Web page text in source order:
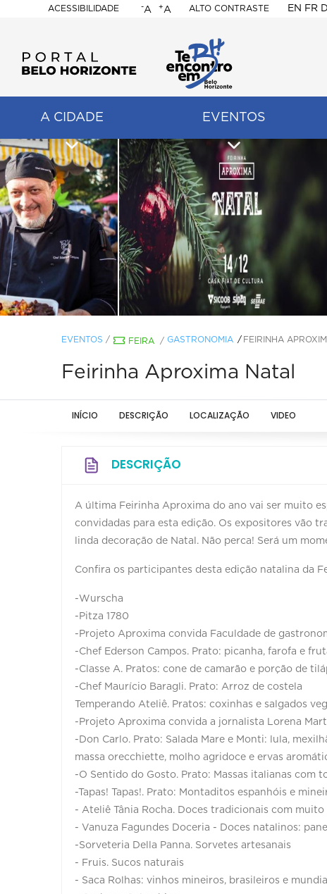
ACESSIBILIDADE
BELO
HORIZONTE
-A +A ALTO CONTRASTE EN FR
A CIDADE EVENTOS
EVENTOS / FEIRA / GASTRONOMIA FEIRINHA
Feirinha Aproxima Natal
INÍCIO DESCRIÇÃO LOCALIZAÇÃO VIDEO
DESCRIÇÃO
A última Feirinha Aproxima do ano vai ser muito
convidadas para esta edição. Os expositores vão
linda decoração de Natal. Não perca! Será um
Confira os participantes desta edição natalina da
-Wurscha
-Pitza 1780
-Projeto Aproxima convida Faculdade de
-Chef Ederson Campos. Prato: picanha, farofa e
-Classe A. Pratos: cone de camarão e porção de
-Chef Maurício Baragli. Prato: Arroz de costela
Temperando Ateliê. Pratos: coxinhas e salgados
-Projeto Aproxima convida a jornalista Lorena
-Don Carlo. Prato: Salada Mare e Monti: lula,
massa orecchiette, molho agridoce e ervas
-O Sentido do Gosto. Prato: Massas italianas com
-Tapas! Tapas!. Prato: Montaditos espanhóis e
- Ateliê Tânia Rocha. Doces tradicionais com muito
- Vanuza Fagundes Doceria - Doces natalinos:
-Sorveteria Della Panna. Sorvetes artesanais
- Fruis. Sucos naturais
- Saca Rolhas: vinhos mineiros, brasileiros e